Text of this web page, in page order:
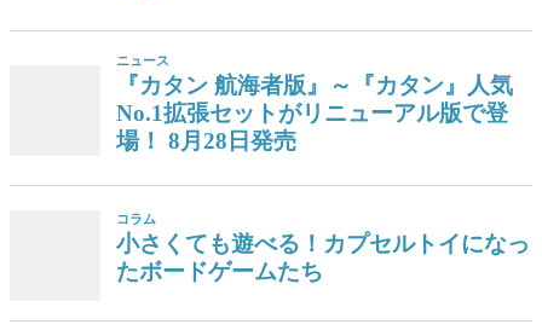
ニュース
『カタン 航海者版』～『カタン』人気
No.1拡張セットがリニューアル版で登
場！ 8月28日発売
コラム
小さくても遊べる！カプセルトイになっ
たボードゲームたち